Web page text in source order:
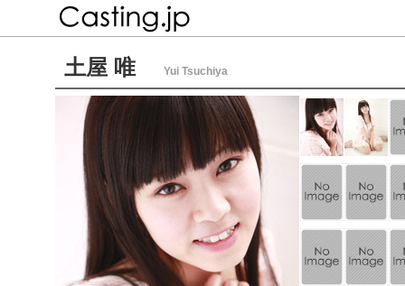
土屋 唯 Yui Tsuchiya